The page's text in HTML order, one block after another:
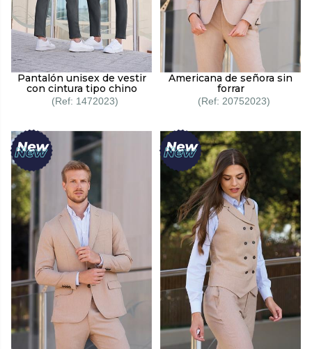
Pantalón unisex de vestir
con cintura tipo chino
1472023
Americana de señora sin
forrar
20752023